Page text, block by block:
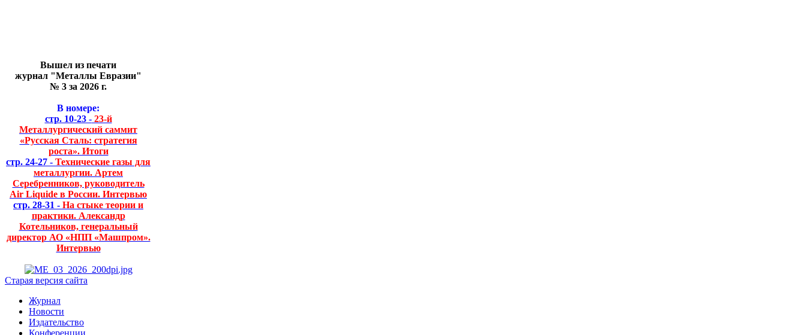
Вышел из печати
журнал "Металлы Евразии"
№ 3 за 2026 г.
В номере:
стр. 10-23 -23-й
Металлургический саммит
«Русская Сталь: стратегия
роста». Итоги
стр. 24-27 - Технические газы для
металлургии. Артем
Серебренников, руководитель
Air Liquide в России. Интервью
стр. 28-31 - На стыке теории и
практики. Александр
Котельников, генеральный
директор АО «НПП «Машпром».
Интервью
Старая версия сайта
Журнал
Новости
Издательство